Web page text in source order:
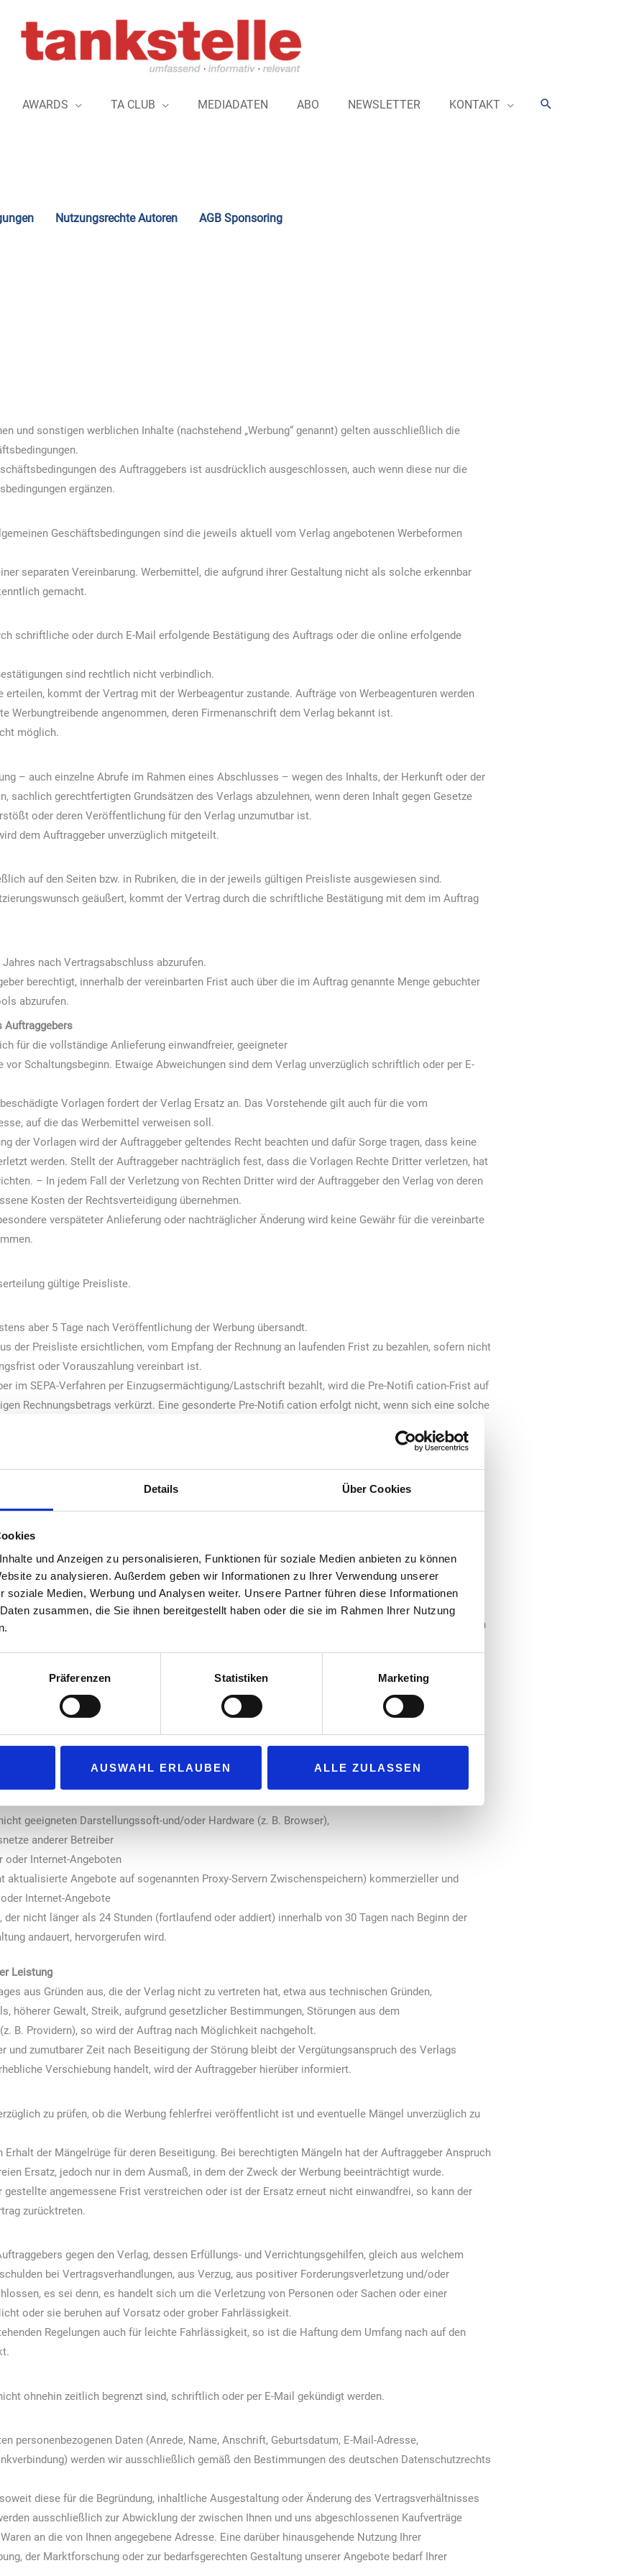
Details Über Cookies
und Anzeigen zu personalisieren, Funktionen für soziale Medien anbieten zu können
zu analysieren. Außerdem geben wir Informationen zu Ihrer Verwendung unserer
soziale Medien, Werbung und Analysen weiter. Unsere Partner führen diese Informationen
zusammen, die Sie ihnen bereitgestellt haben oder die sie im Rahmen Ihrer Nutzung
Präferenzen Statistiken Marketing
AUSWAHL ERLAUBEN ALLE ZULASSEN
AWARDS TA CLUB MEDIADATEN ABO NEWSLETTER KONTAKT Suchen
Nutzungsrechte Autoren AGB Sponsoring
und sonstigen werblichen Inhalte (nachstehend „Werbung“ genannt) gelten ausschließlich die
des Auftraggebers ist ausdrücklich ausgeschlossen, auch wenn diese nur die
ergänzen.
Geschäftsbedingungen sind die jeweils aktuell vom Verlag angebotenen Werbeformen
separaten Vereinbarung. Werbemittel, die aufgrund ihrer Gestaltung nicht als solche erkennbar
gemacht.
schriftliche oder durch E-Mail erfolgende Bestätigung des Auftrags oder die online erfolgende
sind rechtlich nicht verbindlich.
erteilen, kommt der Vertrag mit der Werbeagentur zustande. Aufträge von Werbeagenturen werden
Werbungtreibende angenommen, deren Firmenanschrift dem Verlag bekannt ist.
möglich.
– auch einzelne Abrufe im Rahmen eines Abschlusses – wegen des Inhalts, der Herkunft oder der
sachlich gerechtfertigten Grundsätzen des Verlags abzulehnen, wenn deren Inhalt gegen Gesetze
oder deren Veröffentlichung für den Verlag unzumutbar ist.
dem Auftraggeber unverzüglich mitgeteilt.
auf den Seiten bzw. in Rubriken, die in der jeweils gültigen Preisliste ausgewiesen sind.
geäußert, kommt der Vertrag durch die schriftliche Bestätigung mit dem im Auftrag
nach Vertragsabschluss abzurufen.
berechtigt, innerhalb der vereinbarten Frist auch über die im Auftrag genannte Menge gebuchter
abzurufen.
Auftraggebers
für die vollständige Anlieferung einwandfreier, geeigneter
Schaltungsbeginn. Etwaige Abweichungen sind dem Verlag unverzüglich schriftlich oder per E-
Vorlagen fordert der Verlag Ersatz an. Das Vorstehende gilt auch für die vom
auf die das Werbemittel verweisen soll.
der Vorlagen wird der Auftraggeber geltendes Recht beachten und dafür Sorge tragen, dass keine
werden. Stellt der Auftraggeber nachträglich fest, dass die Vorlagen Rechte Dritter verletzen, hat
– In jedem Fall der Verletzung von Rechten Dritter wird der Auftraggeber den Verlag von deren
Kosten der Rechtsverteidigung übernehmen.
verspäteter Anlieferung oder nachträglicher Änderung wird keine Gewähr für die vereinbarte
gültige Preisliste.
aber 5 Tage nach Veröffentlichung der Werbung übersandt.
der Preisliste ersichtlichen, vom Empfang der Rechnung an laufenden Frist zu bezahlen, sofern nicht
oder Vorauszahlung vereinbart ist.
im SEPA-Verfahren per Einzugsermächtigung/Lastschrift bezahlt, wird die Pre-Notifi cation-Frist auf
Rechnungsbetrags verkürzt. Eine gesonderte Pre-Notifi cation erfolgt nicht, wenn sich eine solche
Unterlagen (z. B. der Rechnung) ergibt.
entstehen dem Auftraggeber als Unternehmer ohne Mahnung Verzugszinsen; dasselbe gilt bei
Auftraggeber alle durch Zahlungserinnerungen verursachten Kosten zur Last.
betreffenden Zeitpunkt ab Zinsen in Höhe von 5 % über dem Basiszinssatz zu verlangen. Der Verlag
Schaden geltend zu machen. Bei Zahlungsverzug tritt Fälligkeit aller offenstehenden
ein.
die weitere Ausführung des Auftrags bis zur Bezahlung zurückstellen und für die restlichen
an der Zahlungsfähigkeit des Auftraggebers ist der Verlag weiterhin berechtigt, auch während der
das Erscheinen weiterer Werbung ohne Rücksicht auf ein ursprünglich vereinbartes Zahlungsziel von
dem Ausgleich offenstehender Rechnungsbeträge abhängig zu machen.
gewünschte oder zu vertretende Änderungen des Werbemittels hat der Auftraggeber zu tragen.
üblichen technischen Standard entsprechende Wiedergabe des Werbemittels.
des Verlages
es nach dem Stand der Technik nicht möglich ist, ein von Fehlern vorkommen freies Programm
deshalb nicht, wenn ein Fehler hervorgerufen wird
geeigneten Darstellungssoft-und/oder Hardware (z. B. Browser),
anderer Betreiber
oder Internet-Angeboten
aktualisierte Angebote auf sogenannten Proxy-Servern Zwischenspeichern) kommerzieller und
Internet-Angebote
der nicht länger als 24 Stunden (fortlaufend oder addiert) innerhalb von 30 Tagen nach Beginn der
andauert, hervorgerufen wird.
Leistung
aus Gründen aus, die der Verlag nicht zu vertreten hat, etwa aus technischen Gründen,
höherer Gewalt, Streik, aufgrund gesetzlicher Bestimmungen, Störungen aus dem
B. Providern), so wird der Auftrag nach Möglichkeit nachgeholt.
und zumutbarer Zeit nach Beseitigung der Störung bleibt der Vergütungsanspruch des Verlags
Verschiebung handelt, wird der Auftraggeber hierüber informiert.
zu prüfen, ob die Werbung fehlerfrei veröffentlicht ist und eventuelle Mängel unverzüglich zu
Erhalt der Mängelrüge für deren Beseitigung. Bei berechtigten Mängeln hat der Auftraggeber Anspruch
Ersatz, jedoch nur in dem Ausmaß, in dem der Zweck der Werbung beeinträchtigt wurde.
angemessene Frist verstreichen oder ist der Ersatz erneut nicht einwandfrei, so kann der
zurücktreten.
gegen den Verlag, dessen Erfüllungs- und Verrichtungsgehilfen, gleich aus welchem
bei Vertragsverhandlungen, aus Verzug, aus positiver Forderungsverletzung und/oder
es sei denn, es handelt sich um die Verletzung von Personen oder Sachen oder einer
oder sie beruhen auf Vorsatz oder grober Fahrlässigkeit.
Regelungen auch für leichte Fahrlässigkeit, so ist die Haftung dem Umfang nach auf den
ohnehin zeitlich begrenzt sind, schriftlich oder per E-Mail gekündigt werden.
personenbezogenen Daten (Anrede, Name, Anschrift, Geburtsdatum, E-Mail-Adresse,
werden wir ausschließlich gemäß den Bestimmungen des deutschen Datenschutzrechts
diese für die Begründung, inhaltliche Ausgestaltung oder Änderung des Vertragsverhältnisses
ausschließlich zur Abwicklung der zwischen Ihnen und uns abgeschlossenen Kaufverträge
an die von Ihnen angegebene Adresse. Eine darüber hinausgehende Nutzung Ihrer
der Marktforschung oder zur bedarfsgerechten Gestaltung unserer Angebote bedarf Ihrer